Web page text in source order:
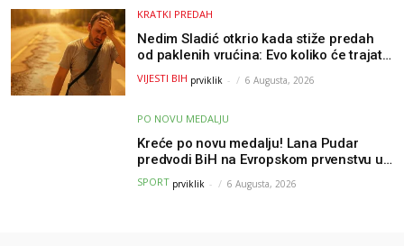
KRATKI PREDAH
Nedim Sladić otkrio kada stiže predah
od paklenih vrućina: Evo koliko će trajati
osvježenje u BiH
VIJESTI BIH prviklik - 6 Augusta, 2026
PO NOVU MEDALJU
Kreće po novu medalju! Lana Pudar
predvodi BiH na Evropskom prvenstvu u
Parizu
SPORT prviklik - 6 Augusta, 2026